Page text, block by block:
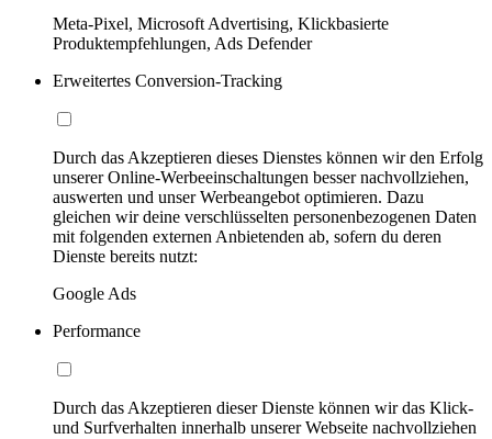
Meta-Pixel, Microsoft Advertising, Klickbasierte
Produktempfehlungen, Ads Defender
Erweitertes Conversion-Tracking
Durch das Akzeptieren dieses Dienstes können wir den Erfolg
unserer Online-Werbeeinschaltungen besser nachvollziehen,
auswerten und unser Werbeangebot optimieren. Dazu
gleichen wir deine verschlüsselten personenbezogenen Daten
mit folgenden externen Anbietenden ab, sofern du deren
Dienste bereits nutzt:
Google Ads
Performance
Durch das Akzeptieren dieser Dienste können wir das Klick-
und Surfverhalten innerhalb unserer Webseite nachvollziehen